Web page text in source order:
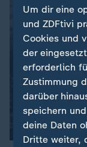
Um dir eine
und ZDFtivi
Cookies und
der
erforderlich
Zustimmung
darüber
speichern
deine Daten
Dritte weiter,